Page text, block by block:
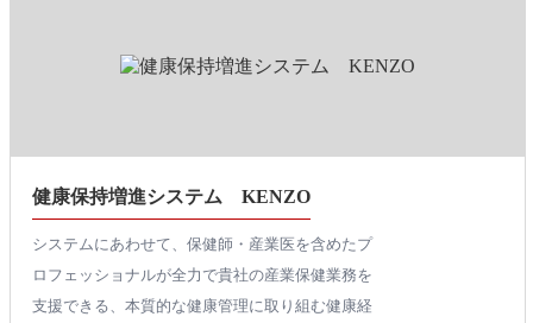
健康保持増進システム KENZO
システムにあわせて、保健師・産業医を含めたプ
ロフェッショナルが全力で貴社の産業保健業務を
支援できる、本質的な健康管理に取り組む健康経